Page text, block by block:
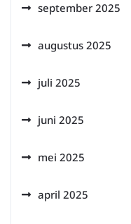
september 2025
augustus 2025
juli 2025
juni 2025
mei 2025
april 2025